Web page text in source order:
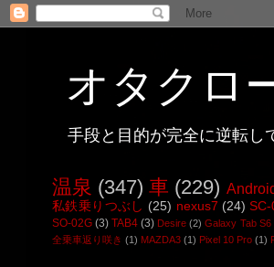
オタクロ
手段と目的が完全に逆転し
温泉 (347) 車 (229)
私鉄乗りつぶし (25) nexus7 (24)
SO-02G (3) TAB4 (3) Desire (2) Galaxy Tab S6
全乗車返り咲き (1) MAZDA3 (1) Pixel 10 Pro (1)